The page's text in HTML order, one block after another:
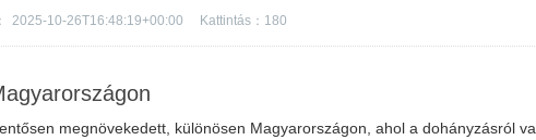
2025-10-26T16:48:19+00:00 Kattintás： 180
megnövekedett, különösen Magyarországon, ahol a dohányzásról